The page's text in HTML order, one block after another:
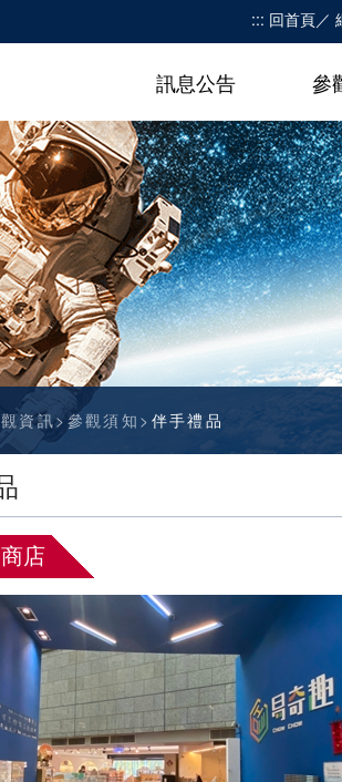
::: 回首頁
訊息公告 參
資訊 參觀須知 伴手禮品
店